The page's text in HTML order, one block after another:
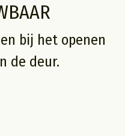
bij het openen
de deur.